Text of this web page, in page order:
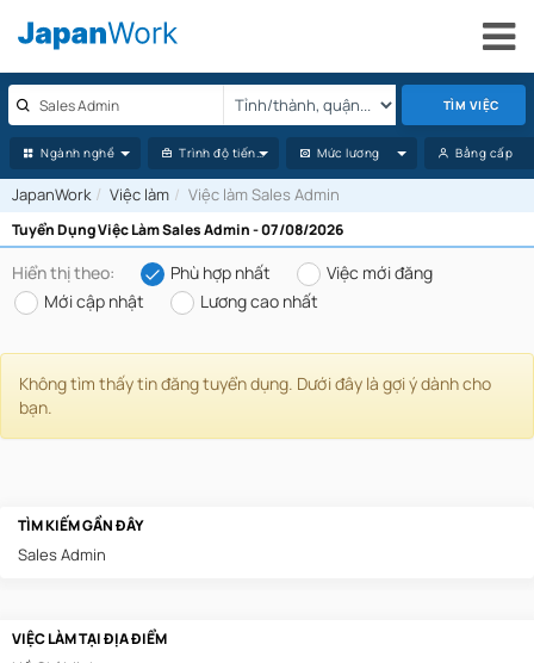
TÌM VIỆC
Ngành nghề Trình độ tiếng Nhật Mức lương Bằng cấp
JapanWork Việc làm Việc làm Sales Admin
Tuyển Dụng Việc Làm Sales Admin - 07/08/2026
Hiển thị theo: Phù hợp nhất
Việc mới đăng
Mới cập nhật
Lương cao nhất
Không tìm thấy tin đăng tuyển dụng. Dưới đây là gợi ý dành cho
bạn.
TÌM KIẾM GẦN ĐÂY
Sales Admin
VIỆC LÀM TẠI ĐỊA ĐIỂM